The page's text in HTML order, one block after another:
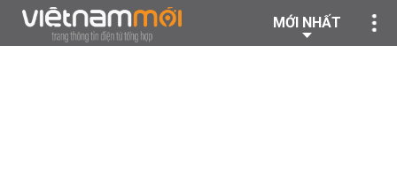
MỚI NHẤT